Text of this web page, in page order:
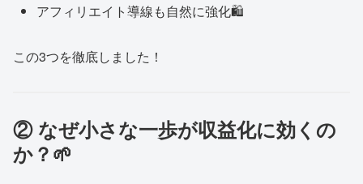
アフィリエイト導線も自然に強化🛍
この3つを徹底しました！
② なぜ小さな一歩が収益化に効くの
か？🌱